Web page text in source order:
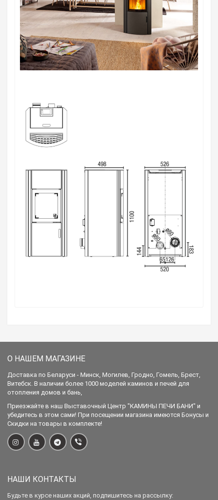
О НАШЕМ МАГАЗИНЕ
Доставка по Беларуси - Минск, Могилев, Гродно, Гомель, Брест,
Витебск. В наличии более 1000 моделей каминов и печей для
отопления домов и бань,
Приезжайте в наш Выставочный Центр "КАМИНЫ ПЕЧИ БАНИ" и
убедитесь в этом сами! При посещении магазина имеются Бонусы и
Скидки на товары в комплекте!
НАШИ КОНТАКТЫ
Будьте в курсе наших акций, подпишитесь на рассылку: